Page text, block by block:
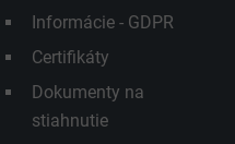
Informácie - GDPR
Certifikáty
Dokumenty na
stiahnutie